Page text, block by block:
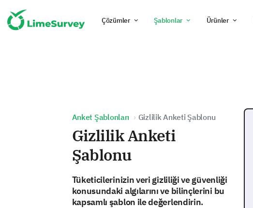
Çözümler Şablonlar Ürünler
Anket Şablonları Gizlilik Anketi Şablonu
Gizlilik Anketi
Şablonu
Tüketicilerinizin veri gizliliği ve güvenliği
konusundaki algılarını ve bilinçlerini bu
kapsamlı şablon ile değerlendirin.